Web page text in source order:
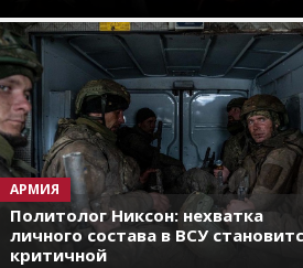
АРМИЯ
Политолог Никсон: нехватка
личного состава в ВСУ
критичной